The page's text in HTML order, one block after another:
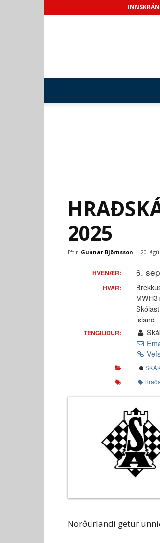
2025
Eftir Gunnar Björnsson - 20.
HVENÆR: 6.
HVAR:
Ísland
TENGILIÐUR:
Norðurlandi getur